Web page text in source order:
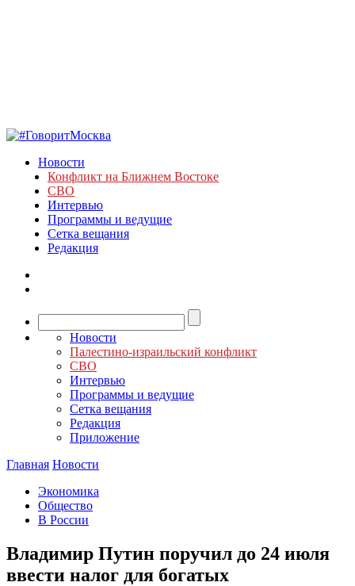
Новости
Конфликт на Ближнем Востоке
СВО
Интервью
Программы и ведущие
Сетка вещания
Редакция
Новости
Палестино-израильский конфликт
СВО
Интервью
Программы и ведущие
Сетка вещания
Редакция
Приложение
Главная Новости
Экономика
Общество
В России
Владимир Путин поручил до 24 июля
ввести налог для богатых